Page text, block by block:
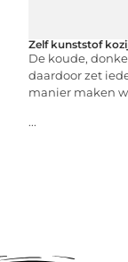
Zelf kunststof
De koude,
daardoor zet
manier maken
...